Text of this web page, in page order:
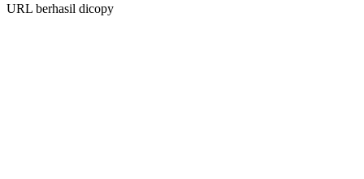
URL berhasil dicopy